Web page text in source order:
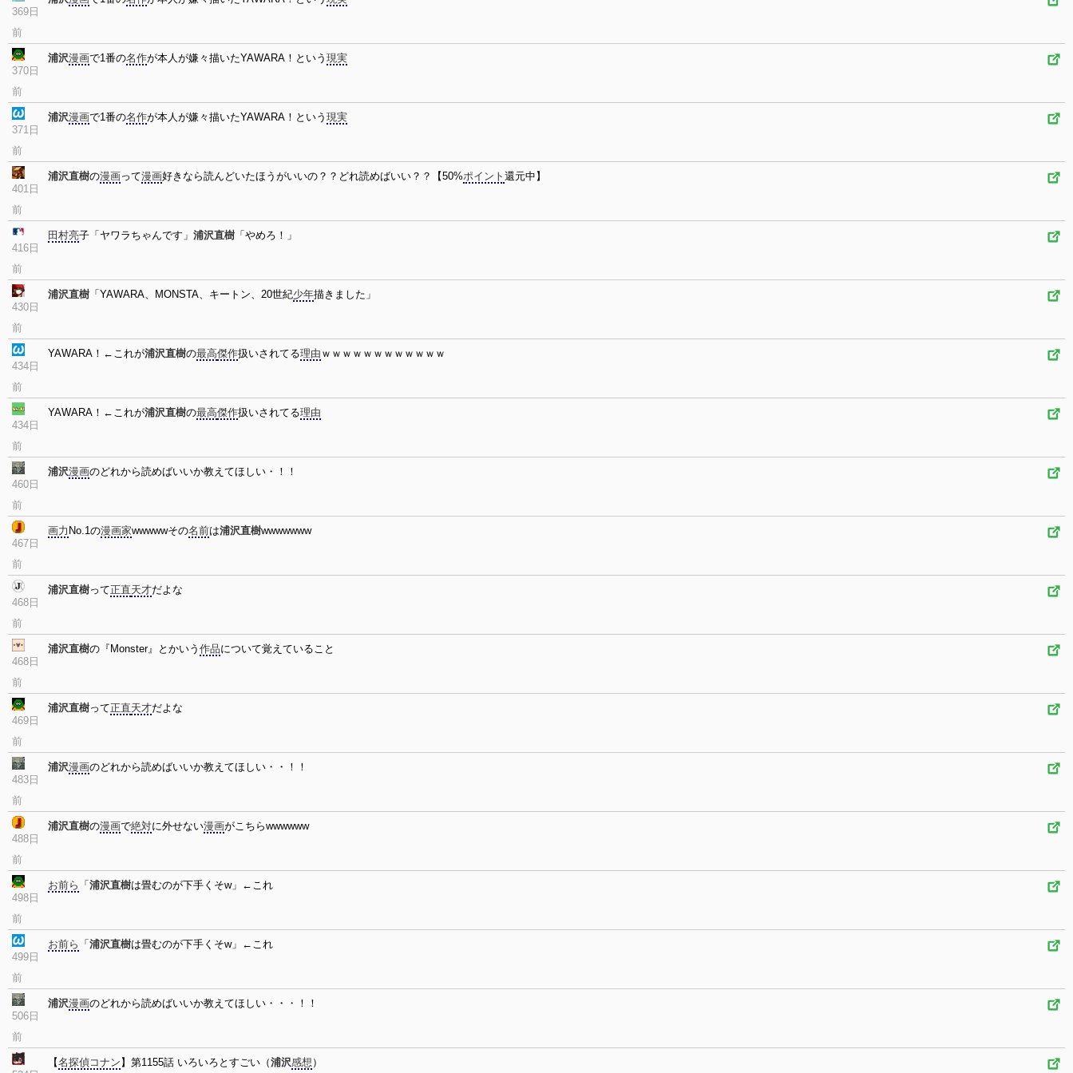
369日
前
370日
前
浦沢漫画で1番の名作が本人が嫌々描いたYAWARA！という 現実
371日
前
浦沢漫画で1番の名作が本人が嫌々描いたYAWARA！という 現実
401日
前
浦沢直樹の漫画って漫画好きなら読んどいたほうがいいの？？どれ読めばいい？？【50%ポイント 還元中】
416日
前
田村亮子「ヤワラちゃんです」 浦沢直樹 「やめろ！」
430日
前
浦沢直樹 「YAWARA、MONSTA、キートン、20世紀少年描きました」
434日
前
YAWARA！←これが浦沢直樹の最高傑作扱いされてる理由 ｗｗｗｗｗｗｗｗｗｗｗｗ
434日
前
YAWARA！←これが浦沢直樹の最高傑作扱いされてる理由
460日
前
浦沢漫画のどれから読めばいいか教えてほしい・！！
467日
前
画力 No.1の漫画家wwwwwその名前は浦沢直樹wwwwwww
468日
前
浦沢直樹って正直天才だよな
468日
前
浦沢直樹の『Monster』とかいう 作品について覚えていること
469日
前
浦沢直樹って正直天才だよな
483日
前
浦沢漫画のどれから読めばいいか教えてほしい・・！！
488日
前
浦沢直樹の漫画で絶対に外せない漫画がこちらwwwwww
498日
前
お前ら 「 浦沢直樹は畳むのが下手くそw」←これ
499日
前
お前ら 「 浦沢直樹は畳むのが下手くそw」←これ
506日
前
浦沢漫画のどれから読めばいいか教えてほしい・・・！！
【名探偵コナン 】第1155話 いろいろとすごい（浦沢感想 ）